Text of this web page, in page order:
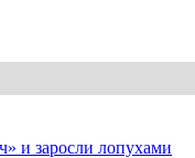
и заросли лопухами